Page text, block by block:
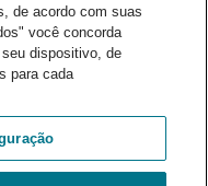
de acordo com suas
você concorda
dispositivo, de
para cada